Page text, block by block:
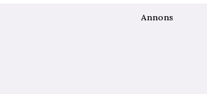
Annons